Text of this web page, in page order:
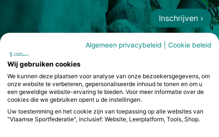
Inschrijven ›
Algemeen privacybeleid Cookie beleid
Wij gebruiken cookies
We kunnen deze plaatsen voor analyse van onze bezoekersgegevens, om
onze website te verbeteren, gepersonaliseerde inhoud te tonen en om u
een geweldige website-ervaring te bieden. Voor meer informatie over de
cookies die we gebruiken opent u de instellingen.
Uw toestemming en het cookie zijn van toepassing op alle websites van
"Vlaamse Sportfederatie", inclusief: Website, Leerplatform, Tools, Shop.